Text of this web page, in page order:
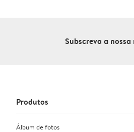
Subscreva a
Produtos
Álbum de fotos